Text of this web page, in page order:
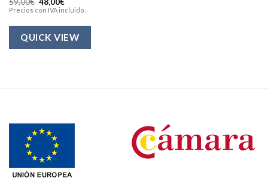
59,00€
precio
era:
59,00€.
48,00€
precio
es:
48,00€.
Precios con IVA incluido.
QUICK VIEW